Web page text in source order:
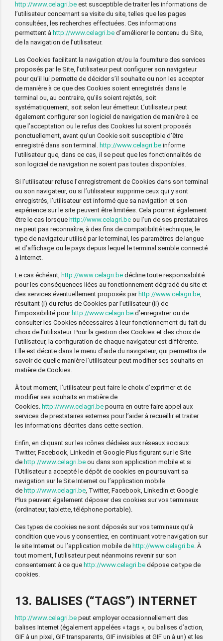
http://www.celagri.be est susceptible de traiter les informations de
l’utilisateur concernant sa visite du site, telles que les pages
consultées, les recherches effectuées. Ces informations
permettent à http://www.celagri.be d’améliorer le contenu du Site,
de la navigation de l’utilisateur.
Les Cookies facilitant la navigation et/ou la fourniture des services
proposés par le Site, l’utilisateur peut configurer son navigateur
pour qu’il lui permette de décider s’il souhaite ou non les accepter
de manière à ce que des Cookies soient enregistrés dans le
terminal ou, au contraire, qu’ils soient rejetés, soit
systématiquement, soit selon leur émetteur. L’utilisateur peut
également configurer son logiciel de navigation de manière à ce
que l’acceptation ou le refus des Cookies lui soient proposés
ponctuellement, avant qu’un Cookie soit susceptible d’être
enregistré dans son terminal.
http://www.celagri.be informe
l’utilisateur que, dans ce cas, il se peut que les fonctionnalités de
son logiciel de navigation ne soient pas toutes disponibles.
Si l’utilisateur refuse l’enregistrement de Cookies dans son terminal
ou son navigateur, ou si l’utilisateur supprime ceux qui y sont
enregistrés, l’utilisateur est informé que sa navigation et son
expérience sur le site peuvent être limitées. Cela pourrait également
être le cas lorsque http://www.celagri.be ou l’un de ses prestataires
ne peut pas reconnaître, à des fins de compatibilité technique, le
type de navigateur utilisé par le terminal, les paramètres de langue
et d’affichage ou le pays depuis lequel le terminal semble connecté
à Internet.
Le cas échéant, http://www.celagri.be décline toute responsabilité
pour les conséquences liées au fonctionnement dégradé du site et
des services éventuellement proposés par http://www.celagri.be
résultant (i) du refus de Cookies par l’utilisateur (ii) de
l’impossibilité pour http://www.celagri.be d’enregistrer ou de
consulter les Cookies nécessaires à leur fonctionnement du fait du
choix de l’utilisateur. Pour la gestion des Cookies et des choix de
l’utilisateur, la configuration de chaque navigateur est différente.
Elle est décrite dans le menu d’aide du navigateur, qui permettra de
savoir de quelle manière l’utilisateur peut modifier ses souhaits en
matière de Cookies.
À tout moment, l’utilisateur peut faire le choix d’exprimer et de
modifier ses souhaits en matière de
Cookies. http://www.celagri.be pourra en outre faire appel aux
services de prestataires externes pour l’aider à recueillir et traiter
les informations décrites dans cette section.
Enfin, en cliquant sur les icônes dédiées aux réseaux sociaux
Twitter, Facebook, Linkedin et Google Plus figurant sur le Site
de http://www.celagri.be ou dans son application mobile et si
l’Utilisateur a accepté le dépôt de cookies en poursuivant sa
navigation sur le Site Internet ou l’application mobile
de http://www.celagri.be , Twitter, Facebook, Linkedin et Google
Plus peuvent également déposer des cookies sur vos terminaux
(ordinateur, tablette, téléphone portable).
Ces types de cookies ne sont déposés sur vos terminaux qu’à
condition que vous y consentiez, en continuant votre navigation sur
le site Internet ou l’application mobile de http://www.celagri.be . À
tout moment, l’utilisateur peut néanmoins revenir sur son
consentement à ce que http://www.celagri.be dépose ce type de
cookies.
13. BALISES (“TAGS”) INTERNET
http://www.celagri.be peut employer occasionnellement des
balises Internet (également appelées « tags », ou balises d’action,
GIF à un pixel, GIF transparents, GIF invisibles et GIF un à un) et les